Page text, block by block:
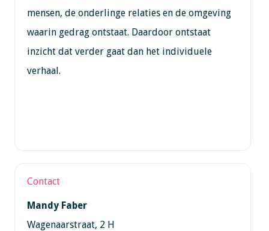
mensen, de onderlinge relaties en de omgeving
waarin gedrag ontstaat. Daardoor ontstaat
inzicht dat verder gaat dan het individuele
verhaal.
Contact
Mandy Faber
Wagenaarstraat, 2 H